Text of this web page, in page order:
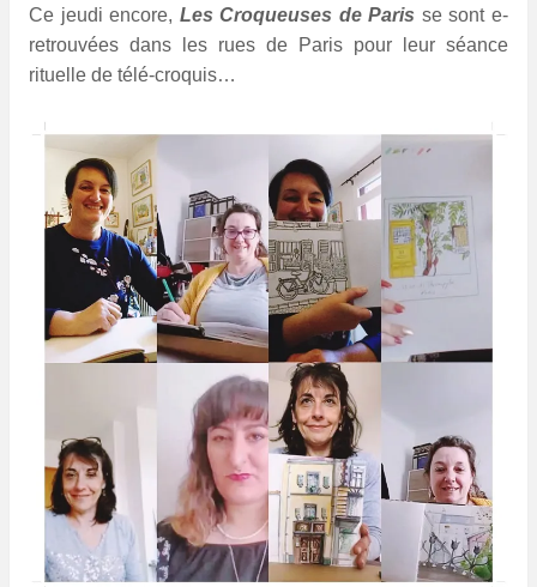
Ce jeudi encore, Les Croqueuses de Paris se sont e-
retrouvées dans les rues de Paris pour leur séance
rituelle de télé-croquis…